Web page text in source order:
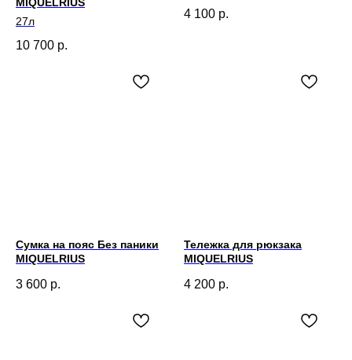
27л
10 700 р.
4 100 р.
Сумка на пояс Без паники
MIQUELRIUS
3 600 р.
Тележка для рюкзака
MIQUELRIUS
4 200 р.